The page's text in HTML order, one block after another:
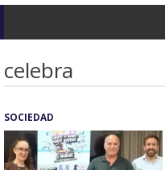
celebra
SOCIEDAD